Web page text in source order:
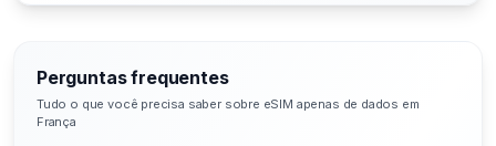
Perguntas frequentes
Tudo o que você precisa saber sobre eSIM apenas de dados em
França